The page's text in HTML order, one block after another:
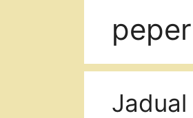
Jadual